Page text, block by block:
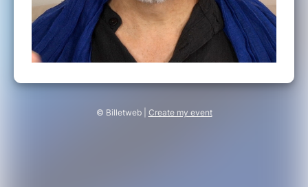
© Billetweb | Create my event